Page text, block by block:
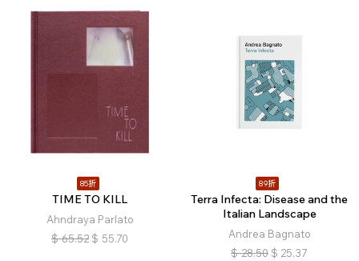
85折
TIME TO KILL
Ahndraya Parlato
$ 65.52 $ 55.70
89折
Terra Infecta: Disease and the
Italian Landscape
Andrea Bagnato
$ 28.50 $ 25.37